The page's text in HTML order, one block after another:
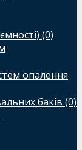
(0)
опалення
баків (0)